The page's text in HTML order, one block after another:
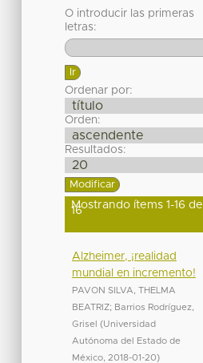
O introducir las primeras
letras:
Ordenar por:
Orden:
Resultados:
Mostrando ítems 1-16 de
16
Alzheimer, ¡realidad
mundial en incremento!
PAVON SILVA, THELMA
BEATRIZ; Barrios Rodríguez,
Grisel
(Universidad
Autónoma del Estado de
México, 2018-01-20)